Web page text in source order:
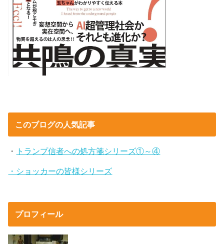
このブログの人気記事
・ トランプ信者への処方箋シリーズ①～④
・ショッカーの皆様シリーズ
プロフィール